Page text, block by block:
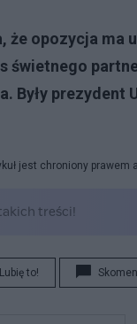
że opozycja
świetnego
Były prezydent
jest chroniony prawem
Lubię to!